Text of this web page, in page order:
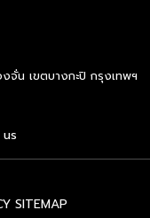
สี่คือ โอกาสเติบโต
มาณการรายรับ-ราย
นระบบ ช่วยให้ระบบ
ในการคืนทุนได้เร็ว
ระการสุดท้ายคือ
สถาบันการเงินส่วน
ขอซื้อแฟรนไชส์ที่เป็น
ยบเมื่อสถานการณ์
รตลาดเข้ามามี
อทำหน้าที่ “รับใช้
จั่น เขตบางกะปิ กรุงเทพฯ
SITEMAP